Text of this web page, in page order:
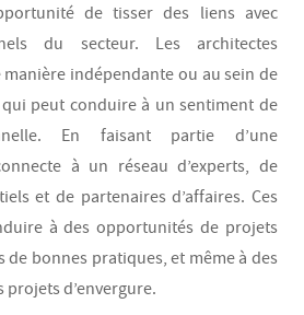
de tisser des liens avec
du secteur. Les architectes
indépendante ou au sein de
peut conduire à un sentiment de
En faisant partie d’une
à un réseau d’experts, de
et de partenaires d’affaires. Ces
à des opportunités de projets
de bonnes pratiques, et même à des
d’envergure.